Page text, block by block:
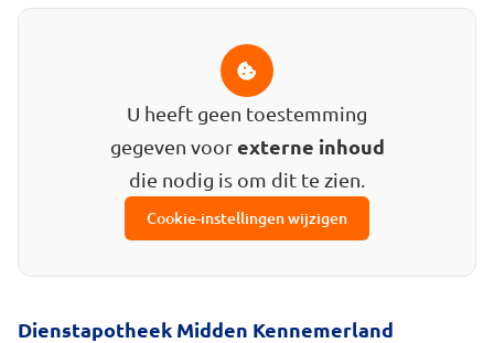
U heeft geen toestemming
gegeven voorexterne inhoud
die nodig is om dit te zien.
Cookie-instellingen wijzigen
Dienstapotheek Midden Kennemerland